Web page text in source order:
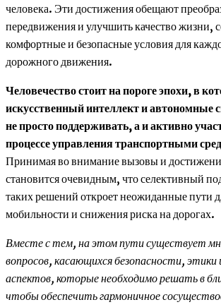
человека. Эти достижения обещают
передвижения и улучшить качество жизни,
комфортные и безопасные условия для
дорожного движения.
Человечество стоит на пороге эпохи, в
искусственный интеллект и автономные
не просто поддерживать, а и активно
процессе управления транспортными
Принимая во внимание вызовы и
становится очевидным, что селективный
таких решений откроет неожиданные пути
мобильности и снижения риска на дорогах.
Вместе с тем, на этом пути существует
вопросов, касающихся безопасности, этики
аспектов, которые необходимо решать в
чтобы обеспечить гармоничное